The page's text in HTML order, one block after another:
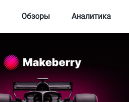
Обзоры Аналитика